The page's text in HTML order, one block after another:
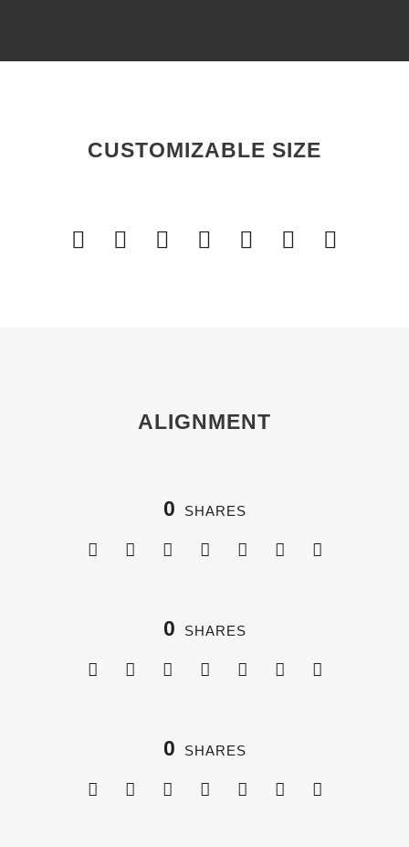
CUSTOMIZABLE SIZE
ALIGNMENT
0 SHARES
0 SHARES
0 SHARES